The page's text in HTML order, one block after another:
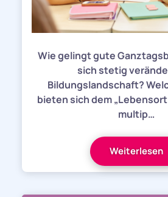
Wie gelingt gute
sich stetig
Bildungslandschaft?
bieten sich dem
multip…
Weiterlesen